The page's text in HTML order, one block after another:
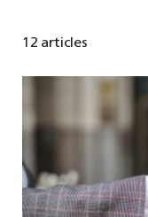
12 articles